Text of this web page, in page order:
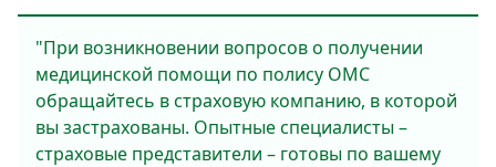
"При возникновении вопросов о получении
медицинской помощи по полису ОМС
обращайтесь в страховую компанию, в которой
вы застрахованы. Опытные специалисты –
страховые представители – готовы по вашему